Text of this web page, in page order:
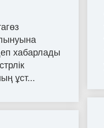
хабарлады
ұст...